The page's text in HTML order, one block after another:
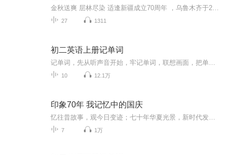
27 1311
初二英语上册记单词
10 12.1万
印象70年 我记忆中的国庆
7 1万